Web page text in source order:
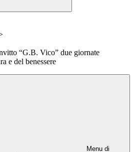
“G.B. Vico” due giornate
e del benessere
Menu di